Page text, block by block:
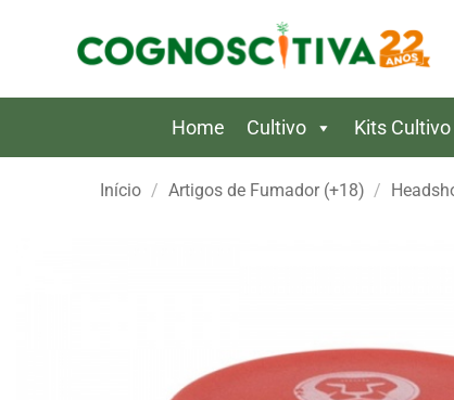
Home Cultivo Kits
Início / Artigos de Fumador (+18) /